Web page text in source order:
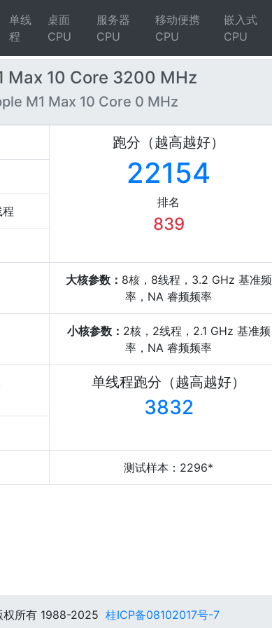
单线
程
桌面
CPU
服务器
CPU
移动便携
CPU
嵌入式
CPU
Max 10 Core 3200 MHz
M1 Max 10 Core 0 MHz
跑分（越高越好）
22154
排名
839
程
大核参数： 8核，8线程，3.2 GHz 基准频
率，NA 睿频频率
小核参数： 2核，2线程，2.1 GHz 基准频
率，NA 睿频频率
单线程跑分（越高越好）
3832
测试样本：2296*
所有 1988-2025 桂ICP备08102017号-7